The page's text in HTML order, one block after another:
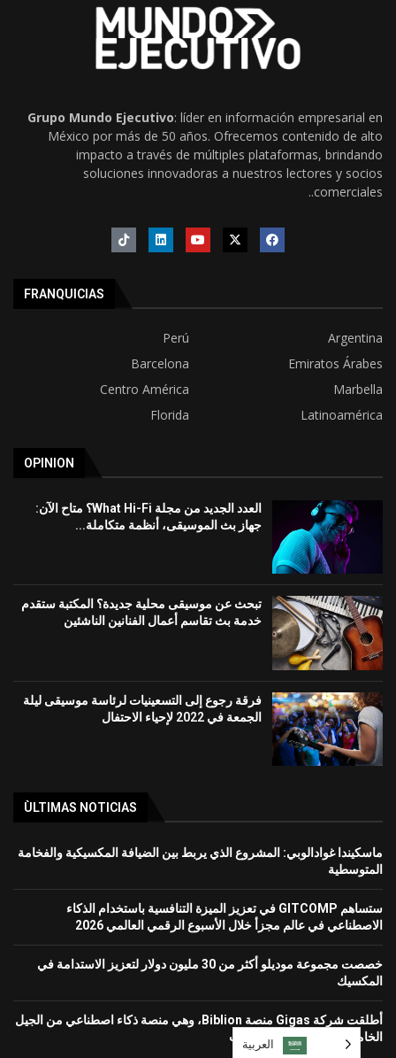
Grupo Mundo Ejecutivo: líder en información empresarial en
México por más de 50 años. Ofrecemos contenido de alto
impacto a través de múltiples plataformas, brindando
soluciones innovadoras a nuestros lectores y socios
comerciales..
FRANQUICIAS
Argentina
Perú
Emiratos Árabes
Barcelona
Marbella
Centro América
Latinoamérica
Florida
OPINION
العدد الجديد من مجلة What Hi-Fi؟ متاح الآن:
جهاز بث الموسيقى، أنظمة متكاملة...
تبحث عن موسيقى محلية جديدة؟ المكتبة ستقدم
خدمة بث تقاسم أعمال الفنانين الناشئين
فرقة رجوع إلى التسعينيات لرئاسة موسيقى ليلة
الجمعة في 2022 لإحياء الاحتفال
ÙLTIMAS NOTICIAS
ماسكيندا غوادالوبي: المشروع الذي يربط بين الضيافة المكسيكية والفخامة
المتوسطية
ستساهم GITCOMP في تعزيز الميزة التنافسية باستخدام الذكاء
الاصطناعي في عالم مجزأ خلال الأسبوع الرقمي العالمي 2026
خصصت مجموعة موديلو أكثر من 30 مليون دولار لتعزيز الاستدامة في
المكسيك
أطلقت شركة Gigas منصة Biblion، وهي منصة ذكاء اصطناعي من الجيل
الخامس لحماية بيئات الشركات
العربية‏